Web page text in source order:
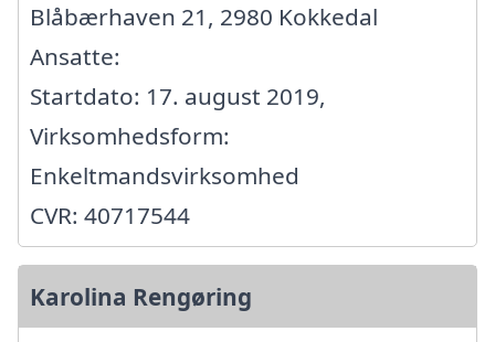
Blåbærhaven 21, 2980 Kokkedal
Ansatte:
Startdato: 17. august 2019,
Virksomhedsform:
Enkeltmandsvirksomhed
CVR: 40717544
Karolina Rengøring